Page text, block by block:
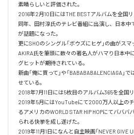
素晴らしいと評価された。
2016年2月10日にはTHE BESTアルバムを全国リ
同年、田村淳氏のテレビ番組に出演し、日本中
が話題になった。
更にSHOのシングル「ボウズにヒゲ」の曲がス
AKIRA氏を筆頭に数々の著名人がハマり日本中
グヒットが期待されている。
新曲「俺に買って」や「BABABABALENCIAGA」
せている。
2018年7月11日には5枚目のアルバム365を全国リ
2019年5月にはYouTubeにて2000万人以上の
るアメリカのWORLD STAR HIP HOPにてババ
られる快挙を成し遂げた。
2019年11月1日になんと自主映画「NEVER GIVE